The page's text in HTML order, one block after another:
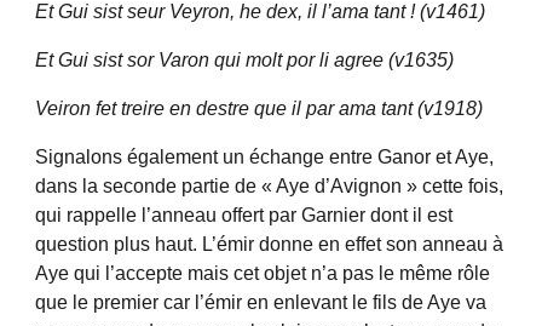
Et Gui sist seur Veyron, he dex, il l’ama tant ! (v1461)
Et Gui sist sor Varon qui molt por li agree (v1635)
Veiron fet treire en destre que il par ama tant (v1918)
Signalons également un échange entre Ganor et Aye,
dans la seconde partie de « Aye d’Avignon » cette fois,
qui rappelle l’anneau offert par Garnier dont il est
question plus haut. L’émir donne en effet son anneau à
Aye qui l’accepte mais cet objet n’a pas le même rôle
que le premier car l’émir en enlevant le fils de Aye va